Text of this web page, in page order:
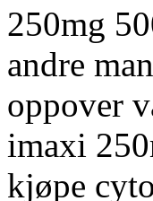
250mg
andre
oppover
imaxi
kjøpe